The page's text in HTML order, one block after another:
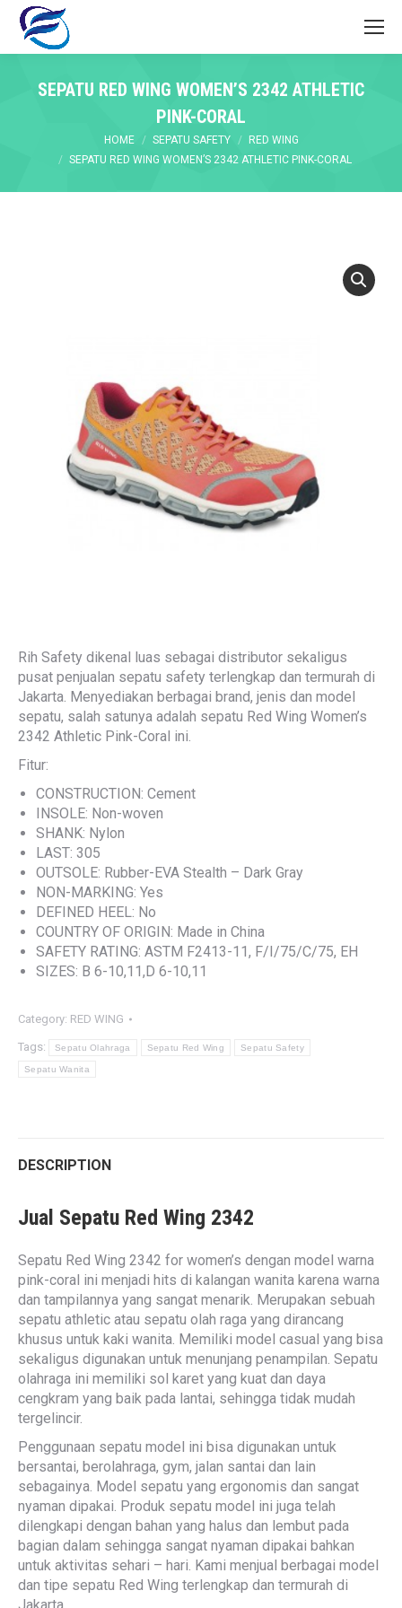
SEPATU RED WING WOMEN’S 2342 ATHLETIC
PINK-CORAL
HOME SEPATU SAFETY
RED WING
SEPATU RED WING WOMEN’S 2342 ATHLETIC PINK-CORAL
Rih Safety dikenal luas sebagai distributor sekaligus
pusat penjualan sepatu safety terlengkap dan termurah di
Jakarta. Menyediakan berbagai brand, jenis dan model
sepatu, salah satunya adalah sepatu Red Wing Women’s
2342 Athletic Pink-Coral ini.
Fitur:
CONSTRUCTION: Cement
INSOLE: Non-woven
SHANK: Nylon
LAST: 305
OUTSOLE: Rubber-EVA Stealth – Dark Gray
NON-MARKING: Yes
DEFINED HEEL: No
COUNTRY OF ORIGIN: Made in China
SAFETY RATING: ASTM F2413-11, F/I/75/C/75, EH
SIZES: B 6-10,11,D 6-10,11
Category: RED WING
Tags: Sepatu Olahraga Sepatu Red Wing Sepatu Safety
Sepatu Wanita
DESCRIPTION
Jual Sepatu Red Wing 2342
Sepatu Red Wing 2342 for women’s dengan model warna
pink-coral ini menjadi hits di kalangan wanita karena warna
dan tampilannya yang sangat menarik. Merupakan sebuah
sepatu athletic atau sepatu olah raga yang dirancang
khusus untuk kaki wanita. Memiliki model casual yang bisa
sekaligus digunakan untuk menunjang penampilan. Sepatu
olahraga ini memiliki sol karet yang kuat dan daya
cengkram yang baik pada lantai, sehingga tidak mudah
tergelincir.
Penggunaan sepatu model ini bisa digunakan untuk
bersantai, berolahraga, gym, jalan santai dan lain
sebagainya. Model sepatu yang ergonomis dan sangat
nyaman dipakai. Produk sepatu model ini juga telah
dilengkapi dengan bahan yang halus dan lembut pada
bagian dalam sehingga sangat nyaman dipakai bahkan
untuk aktivitas sehari – hari. Kami menjual berbagai model
dan tipe sepatu Red Wing terlengkap dan termurah di